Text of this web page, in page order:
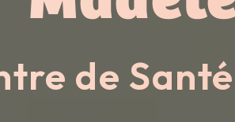
de